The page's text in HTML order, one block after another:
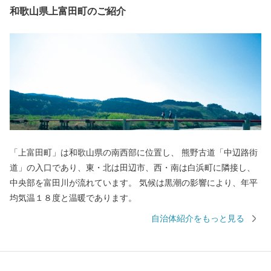
和歌山県上富田町のご紹介
「上富田町」は和歌山県の南西部に位置し、 熊野古道「中辺路街
道」の入口であり、東・北は田辺市、西・南は白浜町に隣接し、
中央部を富田川が流れています。 気候は黒潮の影響により、年平
均気温１８度と温暖であります。
自治体紹介をもっと見る